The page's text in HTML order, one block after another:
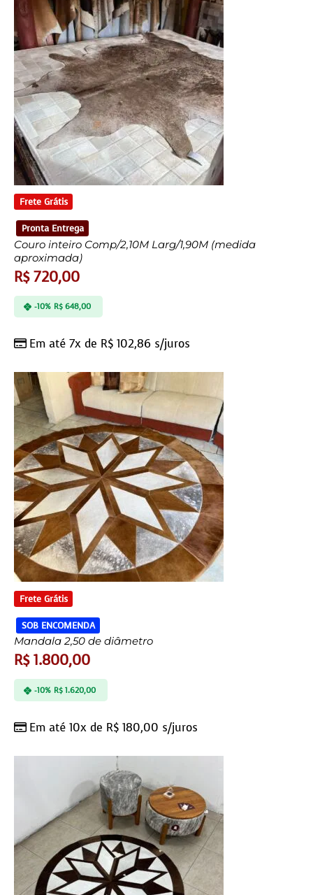
Frete Grátis
Pronta Entrega
Couro inteiro Comp/2,10M Larg/1,90M (medida
aproximada)
R$720,00
Em até 7x de R$ 102,86 s/juros
-10% R$648,00
Frete Grátis
SOB ENCOMENDA
Mandala 2,50 de diâmetro
R$1.800,00
Em até 10x de R$ 180,00 s/juros
-10% R$1.620,00